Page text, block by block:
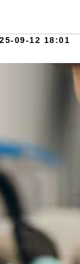
Курс
09-12 18:01